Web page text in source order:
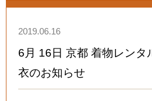
2019.06.16
6月 16日 京都 着物レンタ
衣のお知らせ